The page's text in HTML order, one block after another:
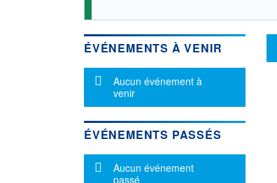
ÉVÉNEMENTS À VENIR
Message d'information
Aucun événement à
venir
ÉVÉNEMENTS PASSÉS
Message d'information
Aucun événement
passé